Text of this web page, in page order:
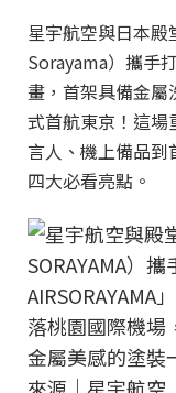
星宇航空與日本
Sorayama）攜手
畫，首架具備金
式首航東京！這場
言人、機上備品到
四大必看亮點。